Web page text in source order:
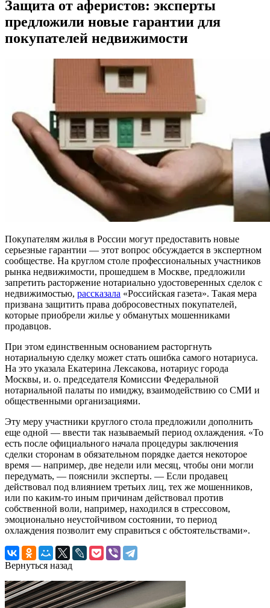
Защита от аферистов: эксперты
предложили новые гарантии для
покупателей недвижимости
Покупателям жилья в России могут предоставить новые
серьезные гарантии — этот вопрос обсуждается в экспертном
сообществе. На круглом столе профессиональных участников
рынка недвижимости, прошедшем в Москве, предложили
запретить расторжение нотариально удостоверенных сделок с
недвижимостью, рассказала «Российская газета». Такая мера
призвана защитить права добросовестных покупателей,
которые приобрели жилье у обманутых мошенниками
продавцов.
При этом единственным основанием расторгнуть
нотариальную сделку может стать ошибка самого нотариуса.
На это указала Екатерина Лексакова, нотариус города
Москвы, и. о. председателя Комиссии Федеральной
нотариальной палаты по имиджу, взаимодействию со СМИ и
общественными организациями.
Эту меру участники круглого стола предложили дополнить
еще одной — ввести так называемый период охлаждения. «То
есть после официального начала процедуры заключения
сделки сторонам в обязательном порядке дается некоторое
время — например, две недели или месяц, чтобы они могли
передумать, — пояснили эксперты. — Если продавец
действовал под влиянием третьих лиц, тех же мошенников,
или по каким-то иным причинам действовал против
собственной воли, например, находился в стрессовом,
эмоционально неустойчивом состоянии, то период
охлаждения позволит ему справиться с обстоятельствами».
Вернуться назад